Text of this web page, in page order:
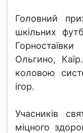
Головний
шкільних
Ольгино,
коловою
ігор.
Учасників
міцного